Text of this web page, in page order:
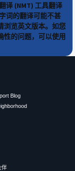
译 (NMT) 工具翻译
词的翻译可能不甚
浏览英文版本。如您
性的问题，可以使用
Blog
伴